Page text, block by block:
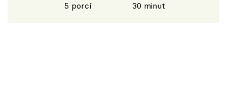
5 porcí 30 minut